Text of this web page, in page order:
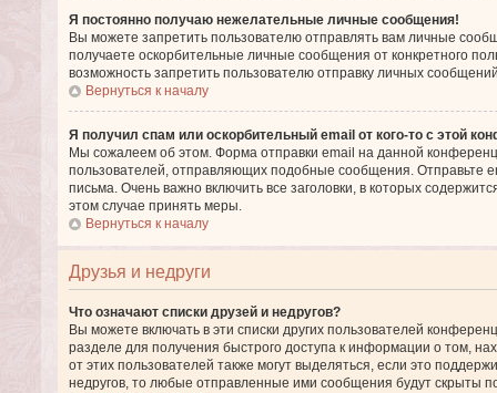
Я постоянно получаю нежелательные личные сообщения!
Вы можете запретить пользователю отправлять вам личные
получаете оскорбительные личные сообщения от конкретного
возможность запретить пользователю отправку личных
Вернуться к началу
Я получил спам или оскорбительный email от кого-то с этой
Мы сожалеем об этом. Форма отправки email на данной
пользователей, отправляющих подобные сообщения. Отправьте
письма. Очень важно включить все заголовки, в которых
этом случае принять меры.
Вернуться к началу
Друзья и недруги
Что означают списки друзей и недругов?
Вы можете включать в эти списки других пользователей
разделе для получения быстрого доступа к информации о том,
от этих пользователей также могут выделяться, если это
недругов, то любые отправленные ими сообщения будут скрыты